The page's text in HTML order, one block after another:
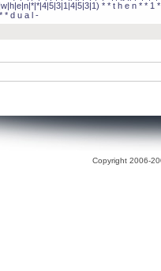
* * t h e n * * 1
* d u a l -
Copyright 2006-